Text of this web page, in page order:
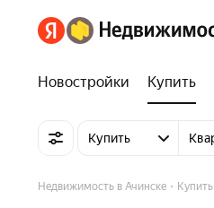
Новостройки Купить
Купить
Недвижимость в Ачинске Купить